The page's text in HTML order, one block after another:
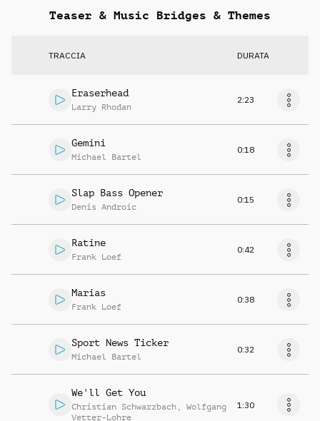
Teaser & Music Bridges & Themes
TRACCIA DURATA
Eraserhead
Larry Rhodan
2:23
Gemini
Michael Bartel
0:18
Slap Bass Opener
Denis Androic
0:15
Ratine
Frank Loef
0:42
Marias
Frank Loef
0:38
Sport News Ticker
Michael Bartel
0:32
We'll Get You
Christian Schwarzbach , Wolfgang
Vetter-Lohre
1:30